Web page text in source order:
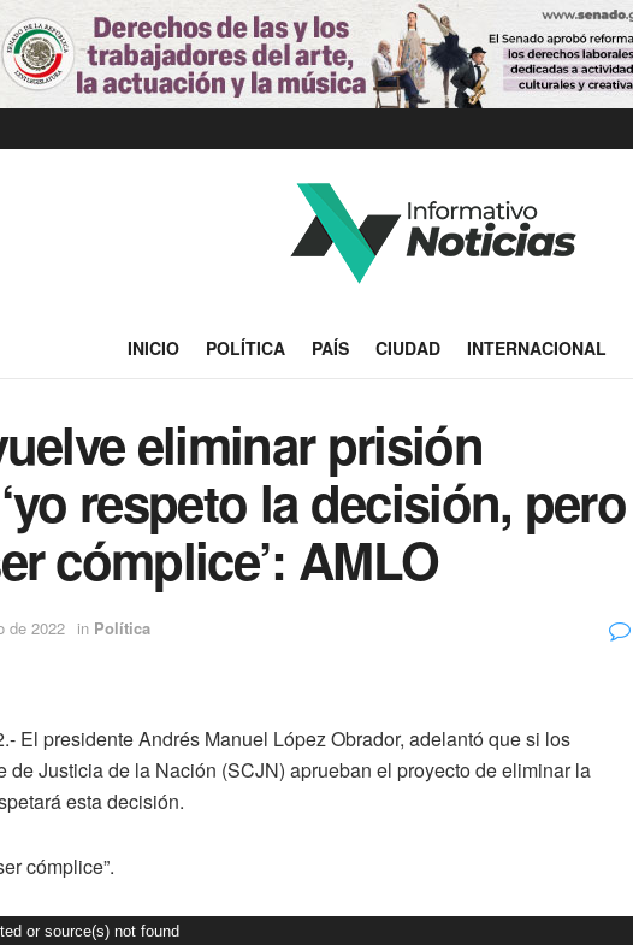
INICIO POLÍTICA PAÍS CIUDAD INTERNACIONAL
eliminar prisión
respeto la decisión, pero
cómplice’: AMLO
de 2022 in Política
El presidente Andrés Manuel López Obrador, adelantó que si los
de Justicia de la Nación (SCJN) aprueban el proyecto de eliminar la
esta decisión.
cómplice”.
or source(s) not found